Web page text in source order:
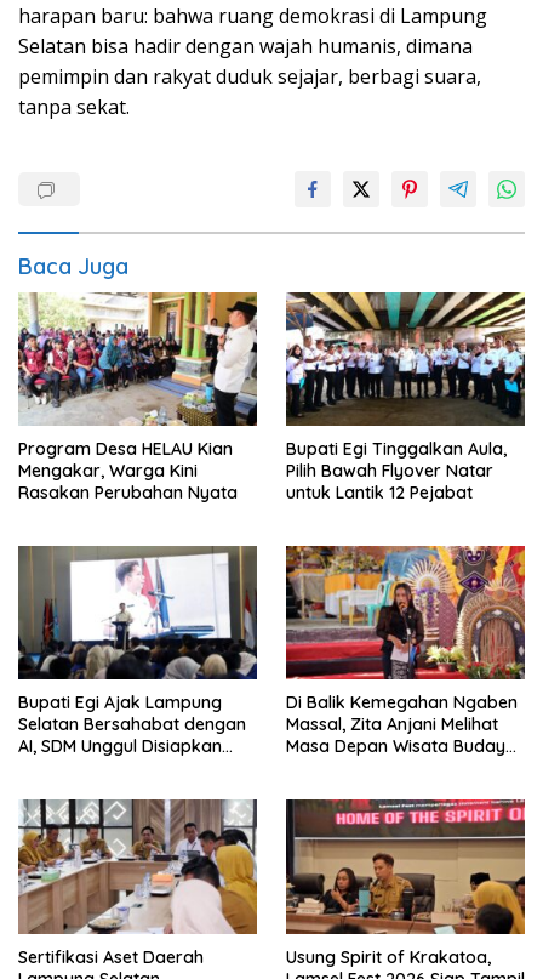
harapan baru: bahwa ruang demokrasi di Lampung
Selatan bisa hadir dengan wajah humanis, dimana
pemimpin dan rakyat duduk sejajar, berbagi suara,
tanpa sekat.
Baca Juga
Program Desa HELAU Kian
Mengakar, Warga Kini
Rasakan Perubahan Nyata
Bupati Egi Tinggalkan Aula,
Pilih Bawah Flyover Natar
untuk Lantik 12 Pejabat
Bupati Egi Ajak Lampung
Selatan Bersahabat dengan
AI, SDM Unggul Disiapkan
Di Balik Kemegahan Ngaben
Massal, Zita Anjani Melihat
Masa Depan Wisata Budaya
Sertifikasi Aset Daerah
Usung Spirit of Krakatoa,